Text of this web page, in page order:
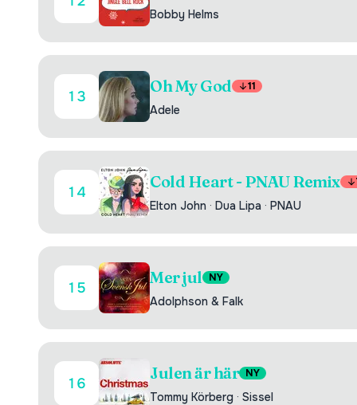
Bobby Helms
13
Oh My God 11
Adele
14
Cold Heart - PNAU Remix
Elton John · Dua Lipa · PNAU
15
Mer jul NY
Adolphson & Falk
16
Julen är här NY
Tommy Körberg · Sissel